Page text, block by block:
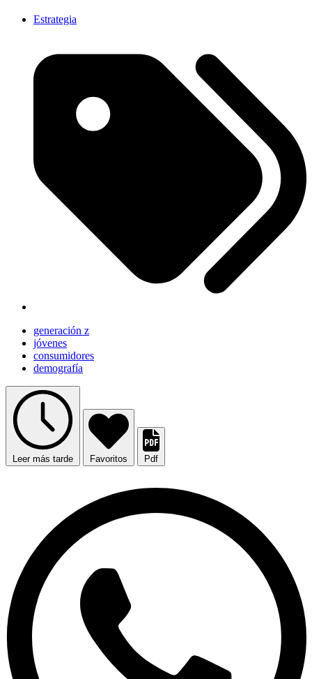
Estrategia
generación z
jóvenes
consumidores
demografía
Leer más tarde Favoritos Pdf